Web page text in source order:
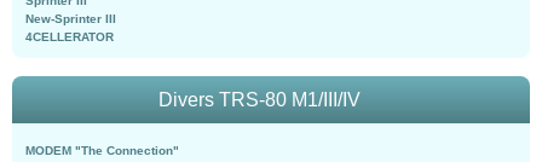
New-Sprinter III
4CELLERATOR
Divers TRS-80 M1/III/IV
MODEM "The Connection"